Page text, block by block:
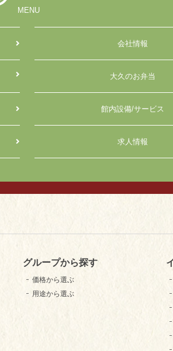
MENU
会社情報
大久のお弁当
館内設備/サービス
求人情報
グループから探す
価格から選ぶ
用途から選ぶ